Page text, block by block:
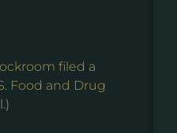
filed a
Food and Drug